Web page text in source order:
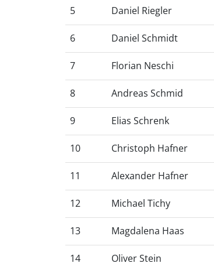
5 Daniel Riegler
6 Daniel Schmidt
7 Florian Neschi
8 Andreas Schmid
9 Elias Schrenk
10 Christoph Hafner
11 Alexander Hafner
12 Michael Tichy
13 Magdalena Haas
14 Oliver Stein